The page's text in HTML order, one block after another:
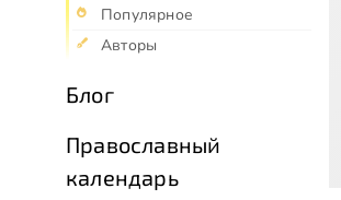
Популярное
Авторы
Блог
Православный
календарь